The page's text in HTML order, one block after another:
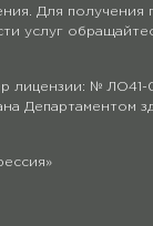
Для получения
услуг
лицензии: № ЛО41-
Департаментом